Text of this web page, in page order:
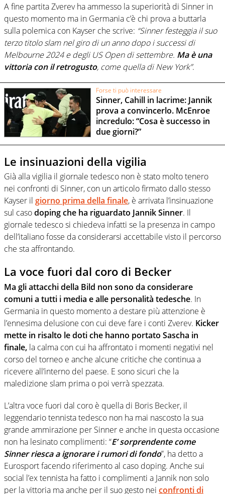
A fine partita Zverev ha ammesso la superiorità di Sinner in
questo momento ma in Germania c’è chi prova a buttarla
sulla polemica con Kayser che scrive: “Sinner festeggia il suo
terzo titolo slam nel giro di un anno dopo i successi di
Melbourne 2024 e degli US Open di settembre. Ma è una
vittoria con il retrogusto, come quella di New York”.
Forse ti può interessare
Sinner, Cahill in lacrime: Jannik
prova a convincerlo. McEnroe
incredulo: “Cosa è successo in
due giorni?”
Le insinuazioni della vigilia
Già alla vigilia il giornale tedesco non è stato molto tenero
nei confronti di Sinner, con un articolo firmato dallo stesso
Kayser il giorno prima della finale, è arrivata l’insinuazione
sul casodoping che ha riguardato Jannik Sinner. Il
giornale tedesco si chiedeva infatti se la presenza in campo
dell’italiano fosse da considerarsi accettabile visto il percorso
che sta affrontando.
La voce fuori dal coro di Becker
Ma gli attacchi della Bild non sono da considerare
comuni a tutti i media e alle personalità tedesche. In
Germania in questo momento a destare più attenzione è
l’ennesima delusione con cui deve fare i conti Zverev. Kicker
mette in risalto le doti che hanno portato Sascha in
finale, la calma con cui ha affrontato i momenti negativi nel
corso del torneo e anche alcune critiche che continua a
ricevere all’interno del paese. E sono sicuri che la
maledizione slam prima o poi verrà spezzata.
L’altra voce fuori dal coro è quella di Boris Becker, il
leggendario tennista tedesco non ha mai nascosto la sua
grande ammirazione per Sinner e anche in questa occasione
non ha lesinato complimenti: “E’ sorprendente come
Sinner riesca a ignorare i rumori di fondo”, ha detto a
Eurosport facendo riferimento al caso doping. Anche sui
social l’ex tennista ha fatto i complimenti a Jannik non solo
per lavittoria ma anche per il suo gesto nei confronti di